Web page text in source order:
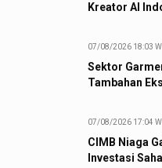
Kreator AI
07/08/2026 18:03
Sektor
Tambahan
07/08/2026 17:04
CIMB Niaga
Investasi